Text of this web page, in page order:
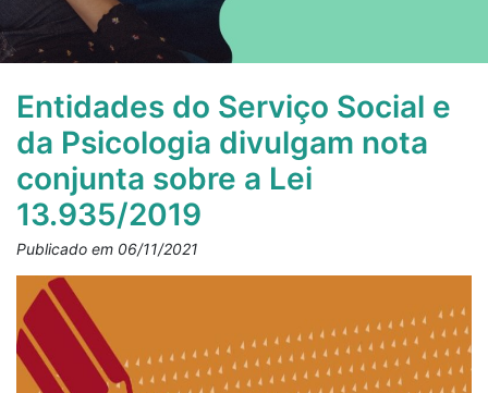
Entidades do Serviço Social e
da Psicologia divulgam nota
conjunta sobre a Lei
13.935/2019
Publicado em 06/11/2021